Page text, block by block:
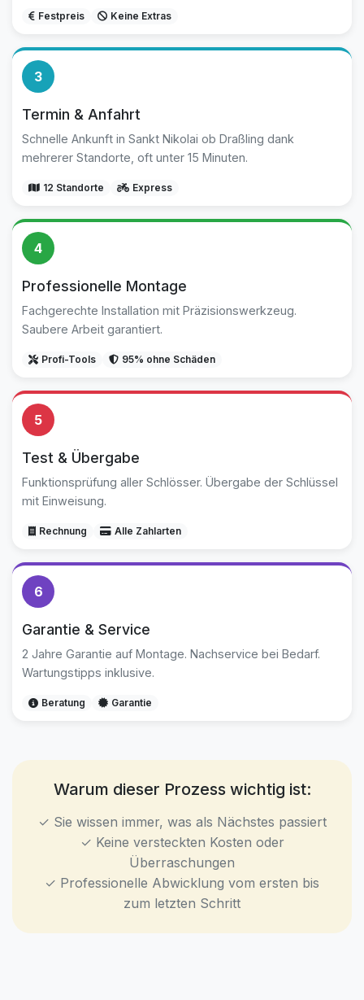
Festpreis Keine Extras
3
Termin & Anfahrt
Schnelle Ankunft in Sankt Nikolai ob Draßling dank
mehrerer Standorte, oft unter 15 Minuten.
12 Standorte Express
4
Professionelle Montage
Fachgerechte Installation mit Präzisionswerkzeug.
Saubere Arbeit garantiert.
Profi-Tools 95% ohne Schäden
5
Test & Übergabe
Funktionsprüfung aller Schlösser. Übergabe der Schlüssel
mit Einweisung.
Rechnung Alle Zahlarten
6
Garantie & Service
2 Jahre Garantie auf Montage. Nachservice bei Bedarf.
Wartungstipps inklusive.
Beratung Garantie
Warum dieser Prozess wichtig ist:
✓ Sie wissen immer, was als Nächstes passiert
✓ Keine versteckten Kosten oder
Überraschungen
✓ Professionelle Abwicklung vom ersten bis
zum letzten Schritt